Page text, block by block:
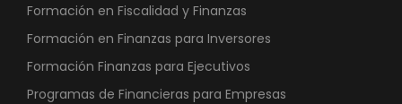
Formación en Fiscalidad y Finanzas
Formación en Finanzas para Inversores
Formación Finanzas para Ejecutivos
Programas de Financieras para Empresas